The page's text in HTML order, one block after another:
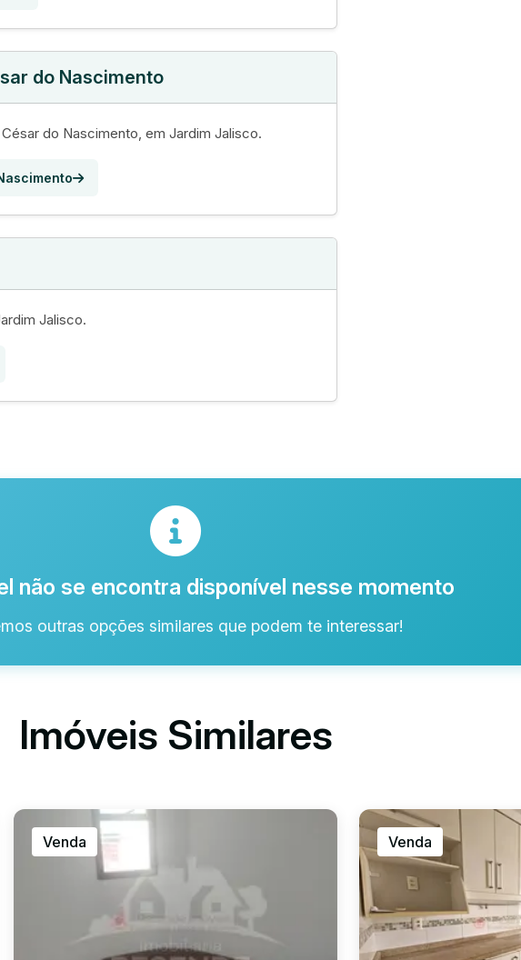
do Nascimento
do Nascimento, em Jardim Jalisco.
Jalisco.
não se encontra disponível nesse momento
outras opções similares que podem te interessar!
Imóveis Similares
Venda Venda